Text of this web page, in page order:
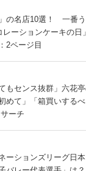
の名店10選！ 一番
レーションケーキの
2ページ目
もセンス抜群」六花
て」「箱買いするべ
ーチ
ーションズリーグ日